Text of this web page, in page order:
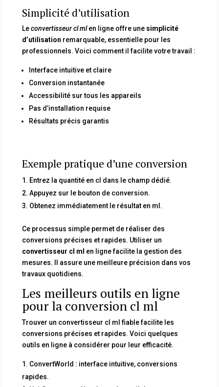
Simplicité d’utilisation
Leconvertisseur cl mlen ligne offre une simplicité
d’utilisation remarquable, essentielle pour les
professionnels. Voici comment il facilite votre travail :
Interface intuitive et claire
Conversion instantanée
Accessibilité sur tous les appareils
Pas d’installation requise
Résultats précis garantis
Exemple pratique d’une conversion
Entrez la quantité en cl dans le champ dédié.
Appuyez sur le bouton de conversion.
Obtenez immédiatement le résultat en ml.
Ce processus simple permet de réaliser des
conversions précises et rapides. Utiliser un
convertisseur cl ml en ligne facilite la gestion des
mesures. Il assure une meilleure précision dans vos
travaux quotidiens.
Les meilleurs outils en ligne
pour la conversion cl ml
Trouver un convertisseur cl ml fiable facilite les
conversions précises et rapides. Voici quelques
outils en ligne à considérer pour leur efficacité.
ConvertWorld : interface intuitive, conversions
rapides.